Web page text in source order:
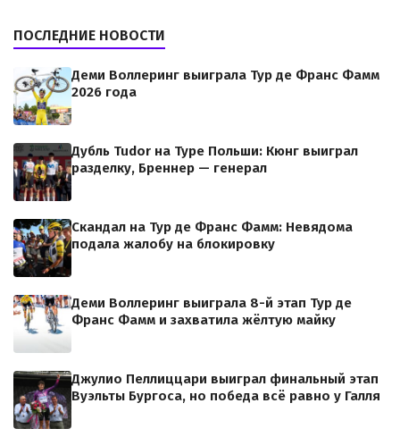
ПОСЛЕДНИЕ НОВОСТИ
Деми Воллеринг выиграла Тур де Франс Фамм
2026 года
Дубль Tudor на Туре Польши: Кюнг выиграл
разделку, Бреннер — генерал
Скандал на Тур де Франс Фамм: Невядома
подала жалобу на блокировку
Деми Воллеринг выиграла 8-й этап Тур де
Франс Фамм и захватила жёлтую майку
Джулио Пеллиццари выиграл финальный этап
Вуэльты Бургоса, но победа всё равно у Галля